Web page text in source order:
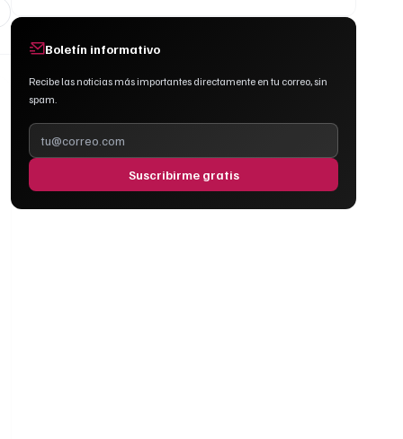
Boletín informativo
Recibe las noticias más importantes directamente en tu correo, sin
spam.
Suscribirme gratis